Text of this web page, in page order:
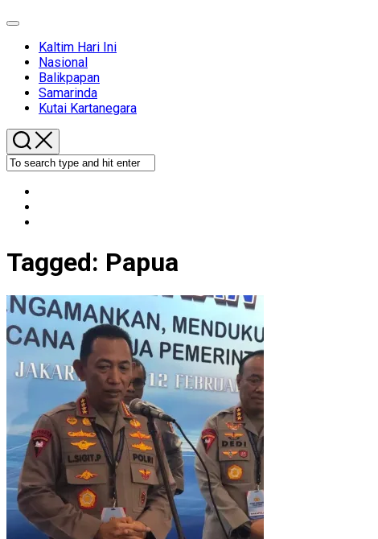
Expand
Kaltim Hari Ini
Nasional
Balikpapan
Samarinda
Kutai Kartanegara
Tagged: Papua